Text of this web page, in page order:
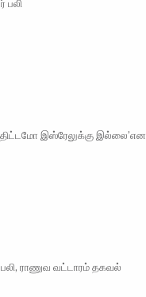
பலி
இஸ்ரேலுக்கு இல்லை’என
ராணுவ வட்டாரம் தகவல்